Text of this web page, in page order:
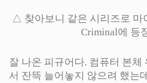
△ 찾아보니 같은 시리즈로 마
Criminal에 등
잘 나온 피규어다. 컴퓨터 본체
서 잔뜩 늘어놓지 않으려 했는